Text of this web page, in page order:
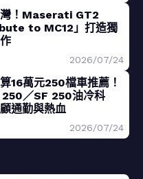
灣！Maserati GT2
to MC12」打造獨
2026/07/24
16萬元250檔車推薦！
／SF 250油冷科
通勤與熱血
2026/07/24